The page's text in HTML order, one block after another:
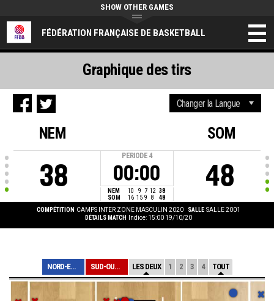
FÉDÉRATION FRANÇAISE DE BASKETBALL
SHOW OTHER GAMES
NEM
38
PERIODE 4
00:00
NEM 10 9 7 12 38
SOM
16 15 9 8 48
SOM
48
COMPÉTITION CAMPS INTER ZONE MASCULIN 2020 SALLE SALLE 2001
DÉTAILS MATCH
Indice: 15:00 19/10/20
Graphique des tirs
NORD-EST M SUD-OUEST M LES DEUX 1 2 3 4 TOUT